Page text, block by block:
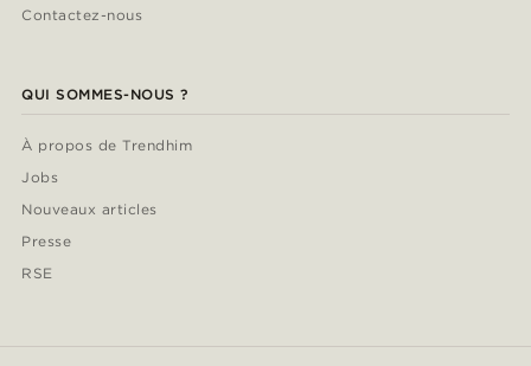
Contactez-nous
QUI SOMMES-NOUS ?
À propos de Trendhim
Jobs
Nouveaux articles
Presse
RSE